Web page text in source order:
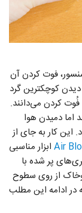
فوت کردن آن
دیدن کوچکترین گرد
فُوت کردن می‌دانند.
اما دمیدن هوا
کار به جای از
Air ابزار مناسبی
پر شده با
وخاک از روی سطوح
قبل از استفاده از آنها شماره 8 را که در ادامه این مطلب